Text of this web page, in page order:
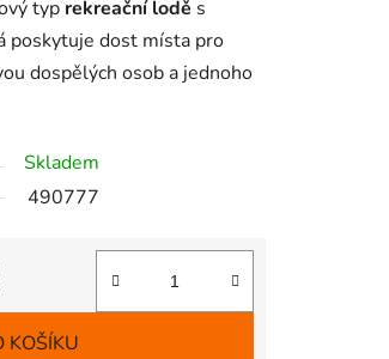
typ rekreační lodě s
poskytuje dost místa pro
dospělých osob a jednoho
Skladem
490777
KOŠÍKU